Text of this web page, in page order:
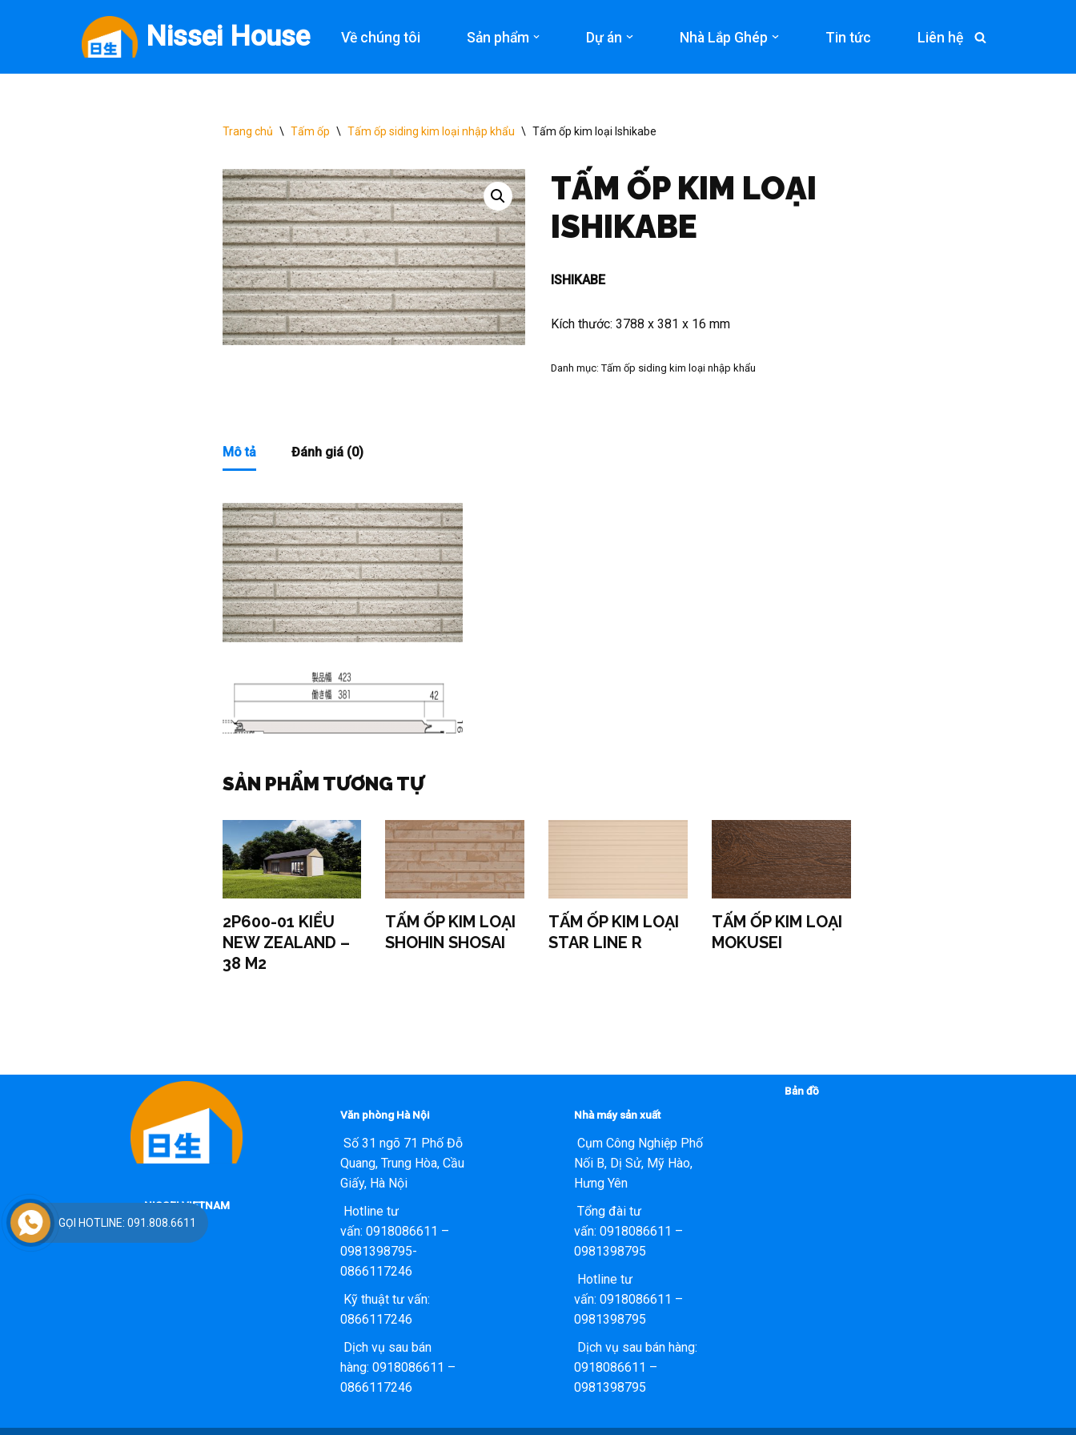
Nissei House Về chúng tôi Sản phẩm Dự án Nhà Lắp Ghép Tin tức Liên hệ
Trang chủ \ Tấm ốp \ Tấm ốp siding kim loại nhập khẩu \ Tấm ốp kim loại Ishikabe
TẤM ỐP KIM LOẠI
ISHIKABE
ISHIKABE
Kích thước: 3788 x 381 x 16 mm
Danh mục:Tấm ốp siding kim loại nhập khẩu
Mô tả Đánh giá (0)
SẢN PHẨM TƯƠNG TỰ
2P600-01 KIỂU
NEW ZEALAND –
38 M2
TẤM ỐP KIM LOẠI
SHOHIN SHOSAI
TẤM ỐP KIM LOẠI
STAR LINE R
TẤM ỐP KIM LOẠI
MOKUSEI
NISSEI VIETNAM
Văn phòng Hà Nội
Số 31 ngõ 71 Phố Đỗ
Quang, Trung Hòa, Cầu
Giấy, Hà Nội
Hotline tư
vấn: 0918086611 –
0981398795-
0866117246
Kỹ thuật tư vấn:
0866117246
Dịch vụ sau bán
hàng: 0918086611 –
0866117246
Nhà máy sản xuất
Cụm Công Nghiệp Phố
Nối B, Dị Sử, Mỹ Hào,
Hưng Yên
Tổng đài tư
vấn: 0918086611 –
0981398795
Hotline tư
vấn: 0918086611 –
0981398795
Dịch vụ sau bán hàng:
0918086611 –
0981398795
Bản đồ
GỌI HOTLINE: 091.808.6611